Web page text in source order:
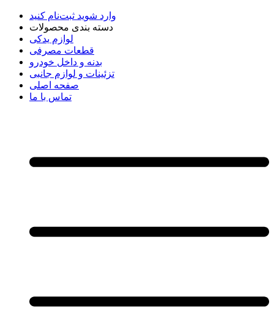
وارد شوید ثبت‌نام کنید
دسته بندی محصولات
لوازم یدکی
قطعات مصرفی
بدنه و داخل خودرو
تزئینات و لوازم جانبی
صفحه اصلی
تماس با ما